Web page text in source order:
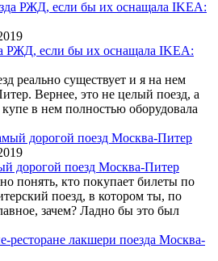
РЖД, если бы их оснащала IKEA:
реально существует и я на нем
Вернее, это не целый поезд, а
в нем полностью оборудовала
дорогой поезд Москва-Питер
понять, кто покупает билеты по
поезд, в котором ты, по
зачем? Ладно бы это был